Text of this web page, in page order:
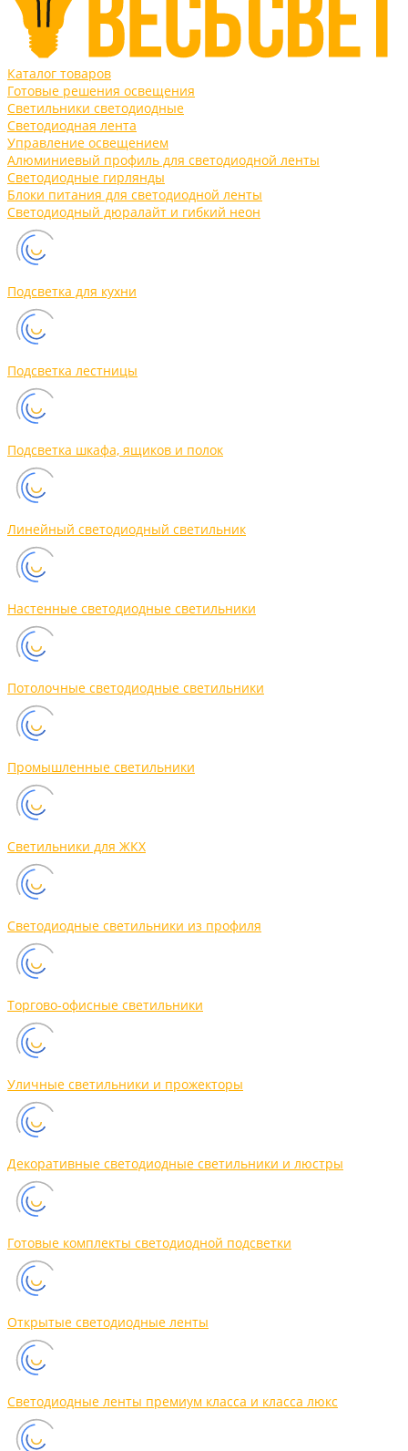
Каталог товаров
Готовые решения освещения
Светильники светодиодные
Светодиодная лента
Управление освещением
Алюминиевый профиль для светодиодной ленты
Светодиодные гирлянды
Блоки питания для светодиодной ленты
Светодиодный дюралайт и гибкий неон
Подсветка для кухни
Подсветка лестницы
Подсветка шкафа, ящиков и полок
Линейный светодиодный светильник
Настенные светодиодные светильники
Потолочные светодиодные светильники
Промышленные светильники
Светильники для ЖКХ
Светодиодные светильники из профиля
Торгово-офисные светильники
Уличные светильники и прожекторы
Декоративные светодиодные светильники и люстры
Готовые комплекты светодиодной подсветки
Открытые светодиодные ленты
Светодиодные ленты премиум класса и класса люкс